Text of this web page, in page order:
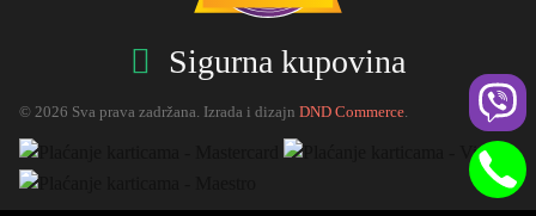
Sigurna kupovina
© 2026 Sva prava zadržana. Izrada i dizajn DND Commerce